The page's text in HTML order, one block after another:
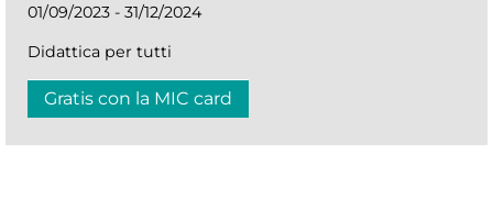
01/09/2023 - 31/12/2024
Didattica per tutti
Gratis con la MIC card